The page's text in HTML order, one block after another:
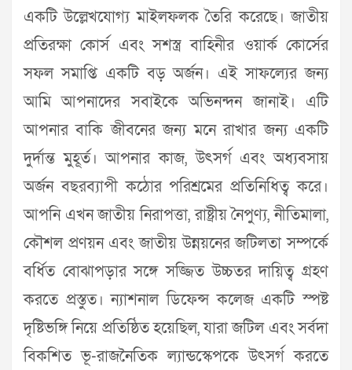
একটি উল্লেখযোগ্য মাইলফলক তৈরি করেছে। জাতীয়
প্রতিরক্ষা কোর্স এবং সশস্ত্র বাহিনীর ওয়ার্ক কোর্সের
সফল সমাপ্তি একটি বড় অর্জন। এই সাফল্যের জন্য
আমি আপনাদের সবাইকে অভিনন্দন জানাই। এটি
আপনার বাকি জীবনের জন্য মনে রাখার জন্য একটি
দুর্দান্ত মুহূর্ত। আপনার কাজ, উৎসর্গ এবং অধ্যবসায়
অর্জন বছরব্যাপী কঠোর পরিশ্রমের প্রতিনিধিত্ব করে।
আপনি এখন জাতীয় নিরাপত্তা, রাষ্ট্রীয় নৈপুণ্য, নীতিমালা,
কৌশল প্রণয়ন এবং জাতীয় উন্নয়নের জটিলতা সম্পর্কে
বর্ধিত বোঝাপড়ার সঙ্গে সজ্জিত উচ্চতর দায়িত্ব গ্রহণ
করতে প্রস্তুত। ন্যাশনাল ডিফেন্স কলেজ একটি স্পষ্ট
দৃষ্টিভঙ্গি নিয়ে প্রতিষ্ঠিত হয়েছিল, যারা জটিল এবং সর্বদা
বিকশিত ভূ-রাজনৈতিক ল্যান্ডস্কেপকে উৎসর্গ করতে